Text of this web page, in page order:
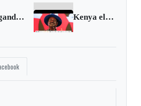
Cargando anterior... Kenya election result 'null and void' says Odinga